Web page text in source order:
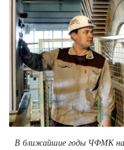
В ближайшие годы ЧФМК